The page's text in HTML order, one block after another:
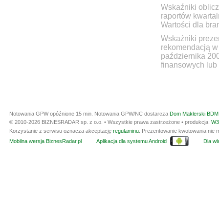
Wskaźniki
raportów
Wartości dla
Wskaźniki
rekomendacją
października
finansowych lub
Notowania GPW opóźnione 15 min. Notowania GPW/NC dostarcza Dom Maklerski
© 2010-2026 BIZNESRADAR sp. z o.o. • Wszystkie prawa zastrzeżone • produkcja:
Korzystanie z serwisu oznacza akceptację regulaminu . Prezentowanie kwotowania
Mobilna wersja BiznesRadar.pl
Aplikacja dla systemu Android Dla